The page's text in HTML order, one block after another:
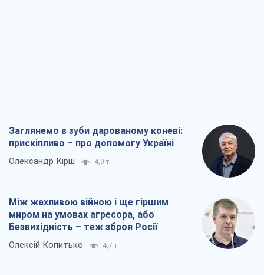
Заглянемо в зуби дарованому коневі:
прискіпливо – про допомогу Україні
Олександр Кірш 4,9 т.
Між жахливою війною і ще гіршим
миром на умовах агресора, або
Безвихідність – теж зброя Росії
Олексій Копитько 4,7 т.